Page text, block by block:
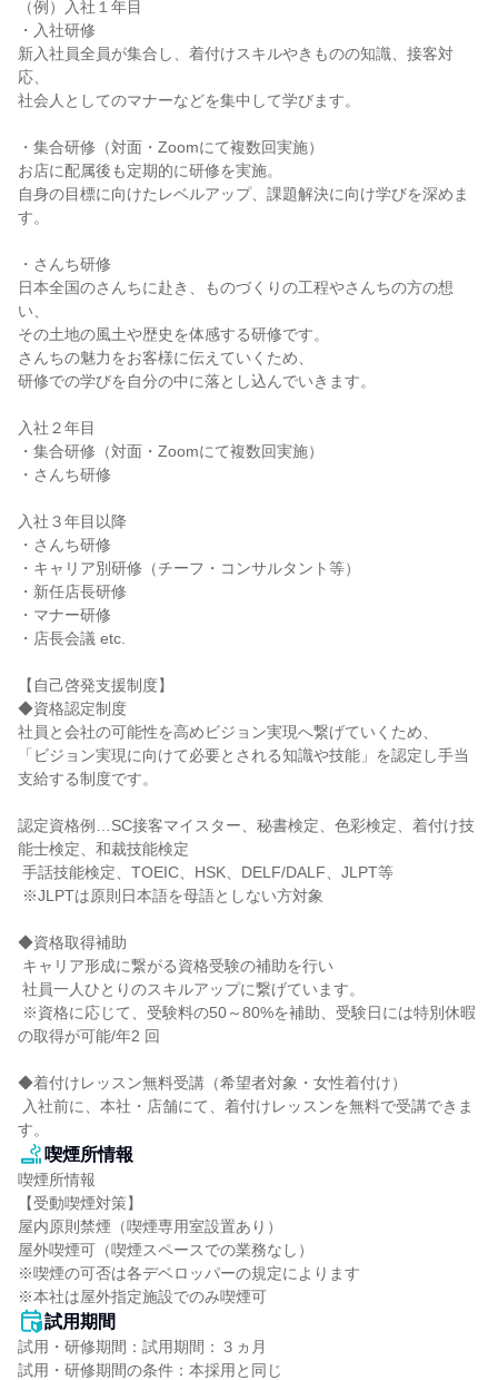
（例）入社１年目
・入社研修
新入社員全員が集合し、着付けスキルやきものの知識、接客対
応、
社会人としてのマナーなどを集中して学びます。
・集合研修（対面・Zoomにて複数回実施）
お店に配属後も定期的に研修を実施。
自身の目標に向けたレベルアップ、課題解決に向け学びを深めま
す。
・さんち研修
日本全国のさんちに赴き、ものづくりの工程やさんちの方の想
い、
その土地の風土や歴史を体感する研修です。
さんちの魅力をお客様に伝えていくため、
研修での学びを自分の中に落とし込んでいきます。
入社２年目
・集合研修（対面・Zoomにて複数回実施）
・さんち研修
入社３年目以降
・さんち研修
・キャリア別研修（チーフ・コンサルタント等）
・新任店長研修
・マナー研修
・店長会議 etc.
【自己啓発支援制度】
◆資格認定制度
社員と会社の可能性を高めビジョン実現へ繋げていくため、
「ビジョン実現に向けて必要とされる知識や技能」を認定し手当
支給する制度です。
認定資格例…SC接客マイスター、秘書検定、色彩検定、着付け技
能士検定、和裁技能検定
◆資格取得補助
の取得が可能/年2 回
◆着付けレッスン無料受講（希望者対象・女性着付け）
す。
喫煙所情報
喫煙所情報
【受動喫煙対策】
屋内原則禁煙（喫煙専用室設置あり）
屋外喫煙可（喫煙スペースでの業務なし）
※喫煙の可否は各デベロッパーの規定によります
※本社は屋外指定施設でのみ喫煙可
試用期間
試用・研修期間：試用期間：３ヵ月